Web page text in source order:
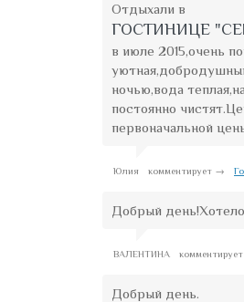
Отдыхали в
ГОСТИНИЦЕ
в июле 2015,очень
ночью,вода
постоянно
первоначальной
Юлия комментирует →
Добрый
ВАЛЕНТИНА
Добрый день.